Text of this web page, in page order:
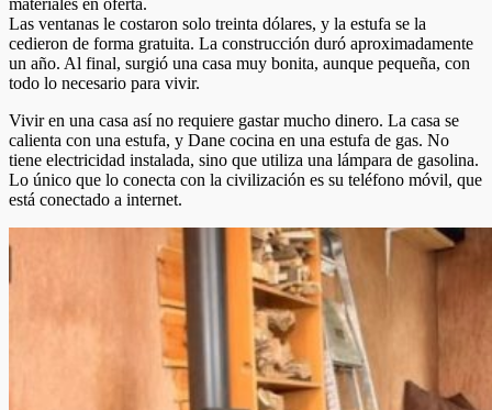
Las ventanas le costaron solo treinta dólares, y la estufa se la
cedieron de forma gratuita. La construcción duró aproximadamente
un año. Al final, surgió una casa muy bonita, aunque pequeña, con
todo lo necesario para vivir.
Vivir en una casa así no requiere gastar mucho dinero. La casa se
calienta con una estufa, y Dane cocina en una estufa de gas. No
tiene electricidad instalada, sino que utiliza una lámpara de gasolina.
Lo único que lo conecta con la civilización es su teléfono móvil, que
está conectado a internet.